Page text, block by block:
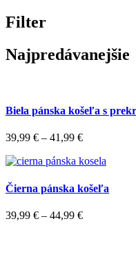
Filter
Najpredávanejšie
Biela pánska košeľa s
39,99 € – 41,99 €
Čierna pánska košeľa
39,99 € – 44,99 €